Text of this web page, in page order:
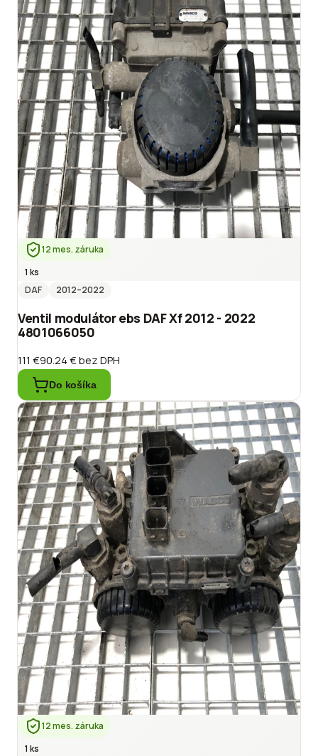
12 mes. záruka
1 ks
DAF
2012–2022
Ventil modulátor ebs DAF Xf 2012 - 2022
4801066050
111 €90.24 €bez DPH
Do košíka
12 mes. záruka
1 ks